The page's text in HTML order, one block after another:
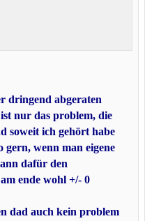
dringend abgeraten
nur das problem, die
soweit ich gehört habe
gern, wenn man eigene
dafür den
ende wohl +/- 0
dad auch kein problem